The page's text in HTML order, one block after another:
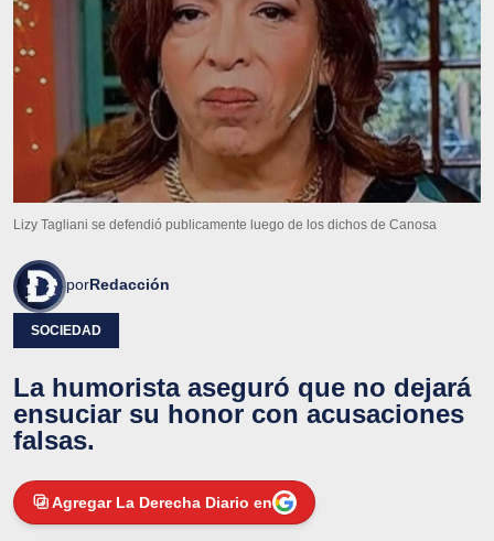
Lizy Tagliani se defendió publicamente luego de los dichos de Canosa
porRedacción
SOCIEDAD
La humorista aseguró que no dejará
ensuciar su honor con acusaciones
falsas.
Agregar La Derecha Diario en